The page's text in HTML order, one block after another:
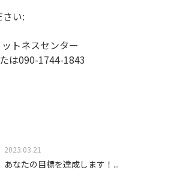
い:
トネスセンター
は090-1744-1843
2023.03.21
あなたの目標を達成します！ ...